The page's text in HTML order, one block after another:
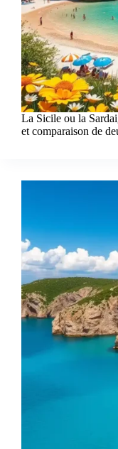
La Sicile ou la
et comparaison de